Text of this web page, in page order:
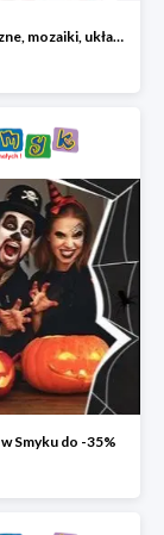
Masy plastyczne, mozaiki, układanki do -45%
Smyku do -35%